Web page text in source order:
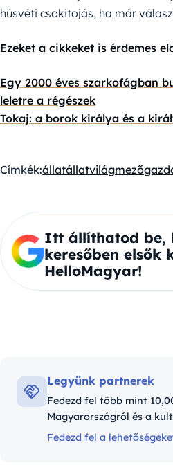
húsvéti csokitojás, ha már
Ezeket a cikkeket is érdemes
Egy 2000 éves szarkofágban
leletre a régészek
Tokaj: a borok királya és a
Címkék:állatállatvilág
Itt állíthatod be,
keresőben elsők
HelloMagyar!
Legyünk partnerek
Fedezd fel több mint
Magyarországról és a
Fedezd fel a